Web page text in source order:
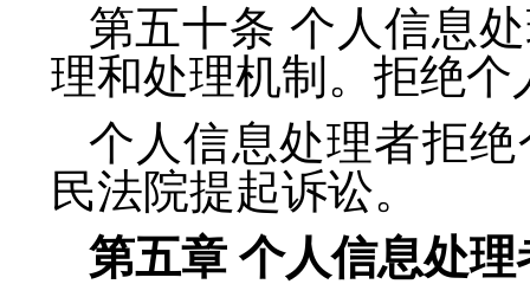
第五十条 个人信息
理和处理机制。拒绝
个人信息处理者拒
民法院提起诉讼。
第五章 个人信息处理